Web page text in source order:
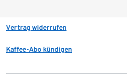
Vertrag widerrufen
Kaffee-Abo kündigen